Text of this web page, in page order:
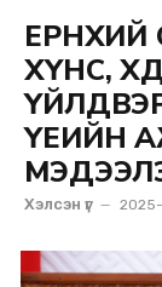
ХҮНС,
ҮЕИЙН
Хэлсэн үг